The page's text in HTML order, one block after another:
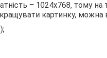
– 1024x768, тому
картинку,